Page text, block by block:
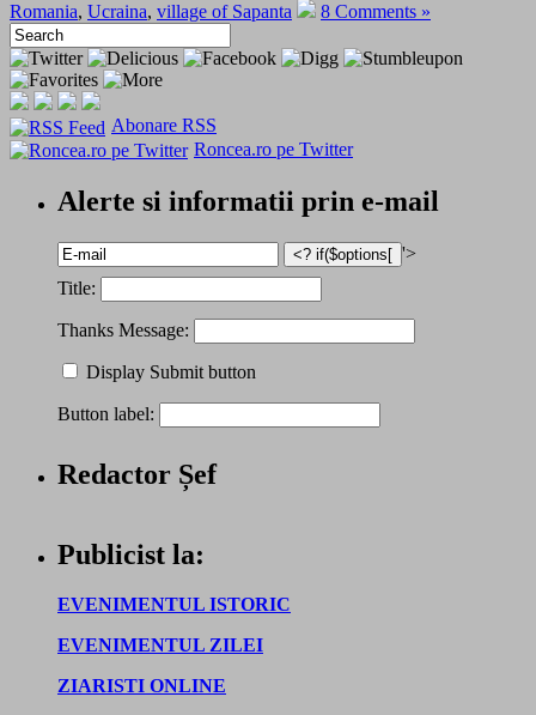
Romania, Ucraina, village of Sapanta 8 Comments »
Abonare RSS
Roncea.ro pe Twitter
Alerte si informatii prin e-mail
'>
Title:
Thanks Message:
Display Submit button
Button label:
Redactor Șef
Publicist la:
EVENIMENTUL ISTORIC
EVENIMENTUL ZILEI
ZIARISTI ONLINE